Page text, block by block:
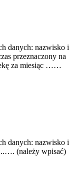
danych: nazwisko i
przeznaczony na
za miesiąc ……
danych: nazwisko i
..…. (należy wpisać)